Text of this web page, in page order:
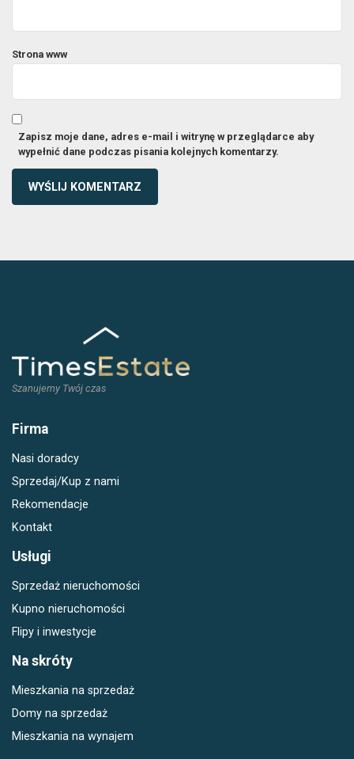
Strona www
Zapisz moje dane, adres e-mail i witrynę w przeglądarce aby
wypełnić dane podczas pisania kolejnych komentarzy.
Szanujemy Twój czas
Firma
Nasi doradcy
Sprzedaj/Kup z nami
Rekomendacje
Kontakt
Usługi
Sprzedaż nieruchomości
Kupno nieruchomości
Flipy i inwestycje
Na skróty
Mieszkania na sprzedaż
Domy na sprzedaż
Mieszkania na wynajem